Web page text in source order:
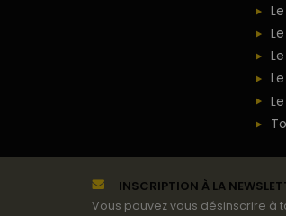
INSCRIPTION À LA
Vous pouvez vous désinscrire à